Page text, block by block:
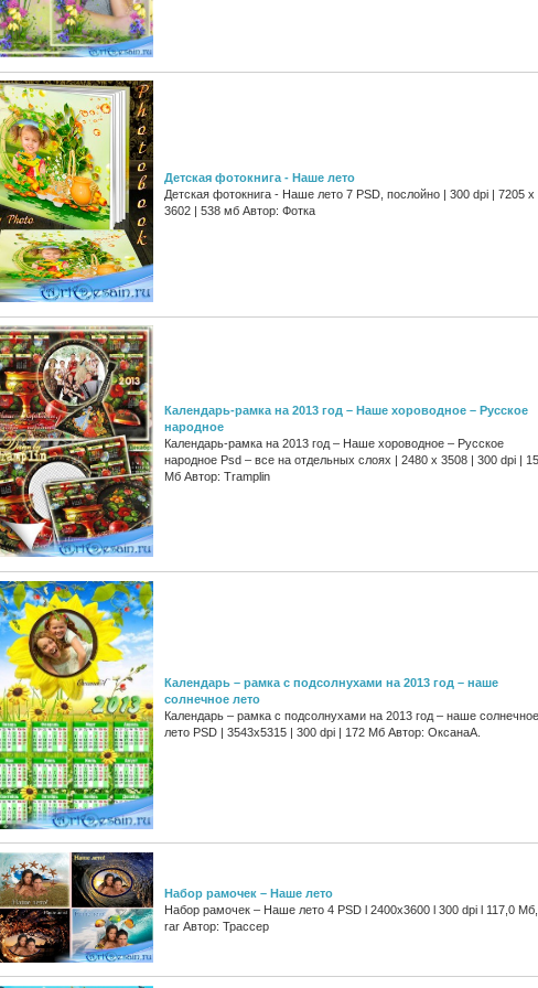
Детская фотокнига - Наше лето
Детская фотокнига - Наше лето 7 PSD, послойно | 300 dpi | 7205 x
3602 | 538 мб Автор: Фотка
Календарь-рамка на 2013 год – Наше хороводное – Русское
народное
Календарь-рамка на 2013 год – Наше хороводное – Русское
народное Psd – все на отдельных слоях | 2480 x 3508 | 300 dpi |
Мб Автор: Tramplin
Календарь – рамка с подсолнухами на 2013 год – наше
солнечное лето
Календарь – рамка с подсолнухами на 2013 год – наше солнечное
лето PSD | 3543x5315 | 300 dpi | 172 Мб Автор: ОксанаА.
Набор рамочек – Наше лето
Набор рамочек – Наше лето 4 PSD l 2400x3600 l 300 dpi l 117,0 Мб,
rar Автор: Трассер